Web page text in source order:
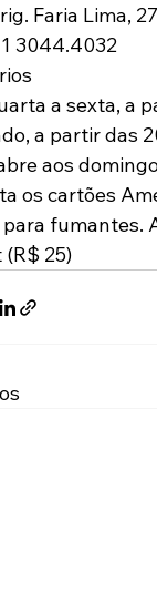
Faria Lima,
3044.4032
a sexta, a
a partir das
aos
os cartões
fumantes.
(R$ 25)